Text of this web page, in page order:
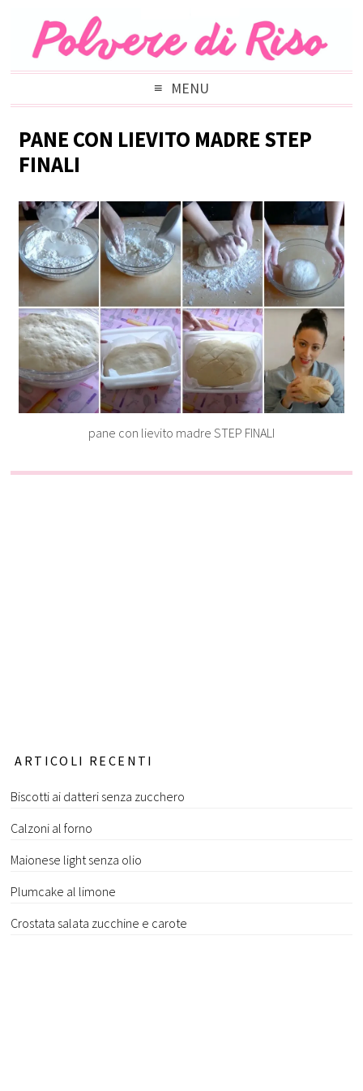
MENU
PANE CON LIEVITO MADRE STEP
FINALI
pane con lievito madre STEP FINALI
ARTICOLI RECENTI
Biscotti ai datteri senza zucchero
Calzoni al forno
Maionese light senza olio
Plumcake al limone
Crostata salata zucchine e carote